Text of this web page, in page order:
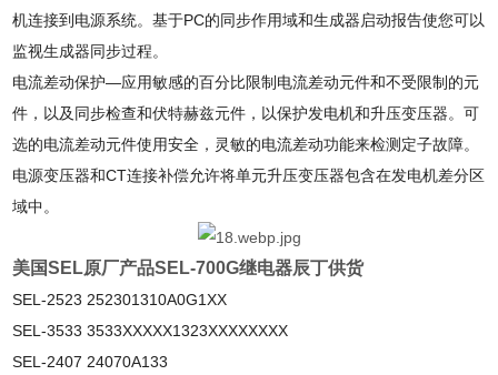
机连接到电源系统。基于PC的同步作用域和生成器启动报告使您可以
监视生成器同步过程。
电流差动保护—应用敏感的百分比限制电流差动元件和不受限制的元
件，以及同步检查和伏特赫兹元件，以保护发电机和升压变压器。可
选的电流差动元件使用安全，灵敏的电流差动功能来检测定子故障。
电源变压器和CT连接补偿允许将单元升压变压器包含在发电机差分区
域中。
美国SEL原厂产品SEL-700G继电器辰丁供货
SEL-2523 252301310A0G1XX
SEL-3533 3533XXXXX1323XXXXXXXX
SEL-2407 24070A133